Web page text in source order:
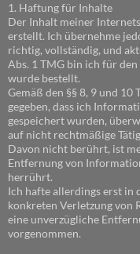
1. Haftung für Inhalte
Der Inhalt meiner
erstellt. Ich übernehme
richtig, vollständig, und
Abs. 1 TMG bin ich für
wurde bestellt.
Gemäß den §§ 8, 9 und
gegeben, dass ich
gespeichert wurden,
auf nicht rechtmäßige
Davon nicht berührt, ist
Entfernung von
herrührt.
Ich hafte allerdings erst in
konkreten Verletzung von
eine unverzügliche
vorgenommen.